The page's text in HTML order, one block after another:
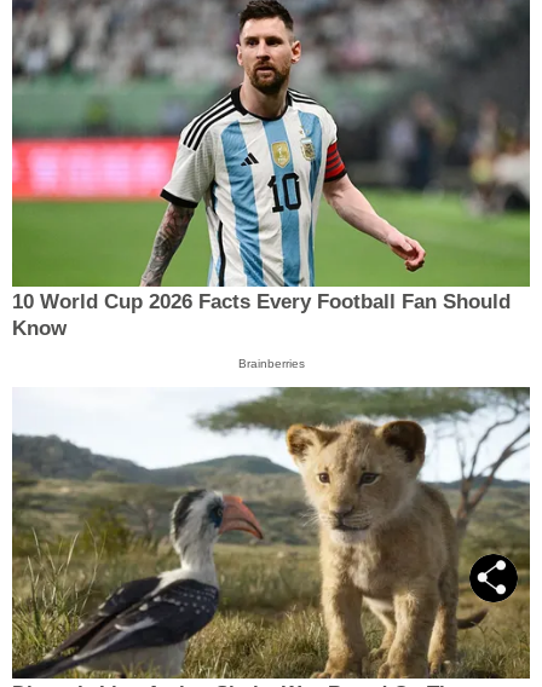
10 World Cup 2026 Facts Every Football Fan Should
Know
Brainberries